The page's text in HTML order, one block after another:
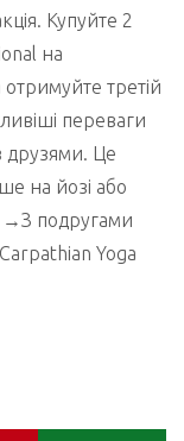
Купуйте 2
на
третій
переваги
друзями. Це
на йозі або
подругами
Yoga